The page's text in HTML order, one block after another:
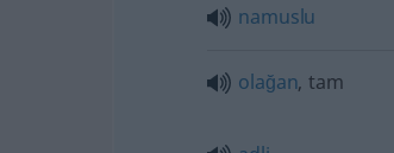
namuslu
olağan, tam